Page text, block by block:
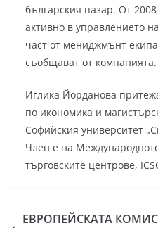
българския пазар. От
активно в управлението
част от мениджмънт
съобщават от компанията.
Иглика Йорданова
по икономика и
Софийския университет
Член е на
търговските центрове,
ЕВРОПЕЙСКАТА